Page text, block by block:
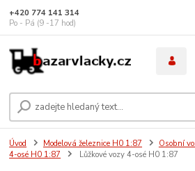
+420 774 141 314
Po - Pá (9 -17 hod)
Úvod Modelová železnice H0 1:87 Osobní
4-osé H0 1:87
Lůžkové vozy 4-osé H0 1:87